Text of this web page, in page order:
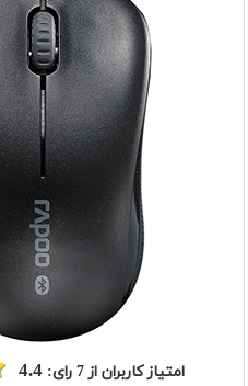
امتیاز کاربران از7 رای: 4.4